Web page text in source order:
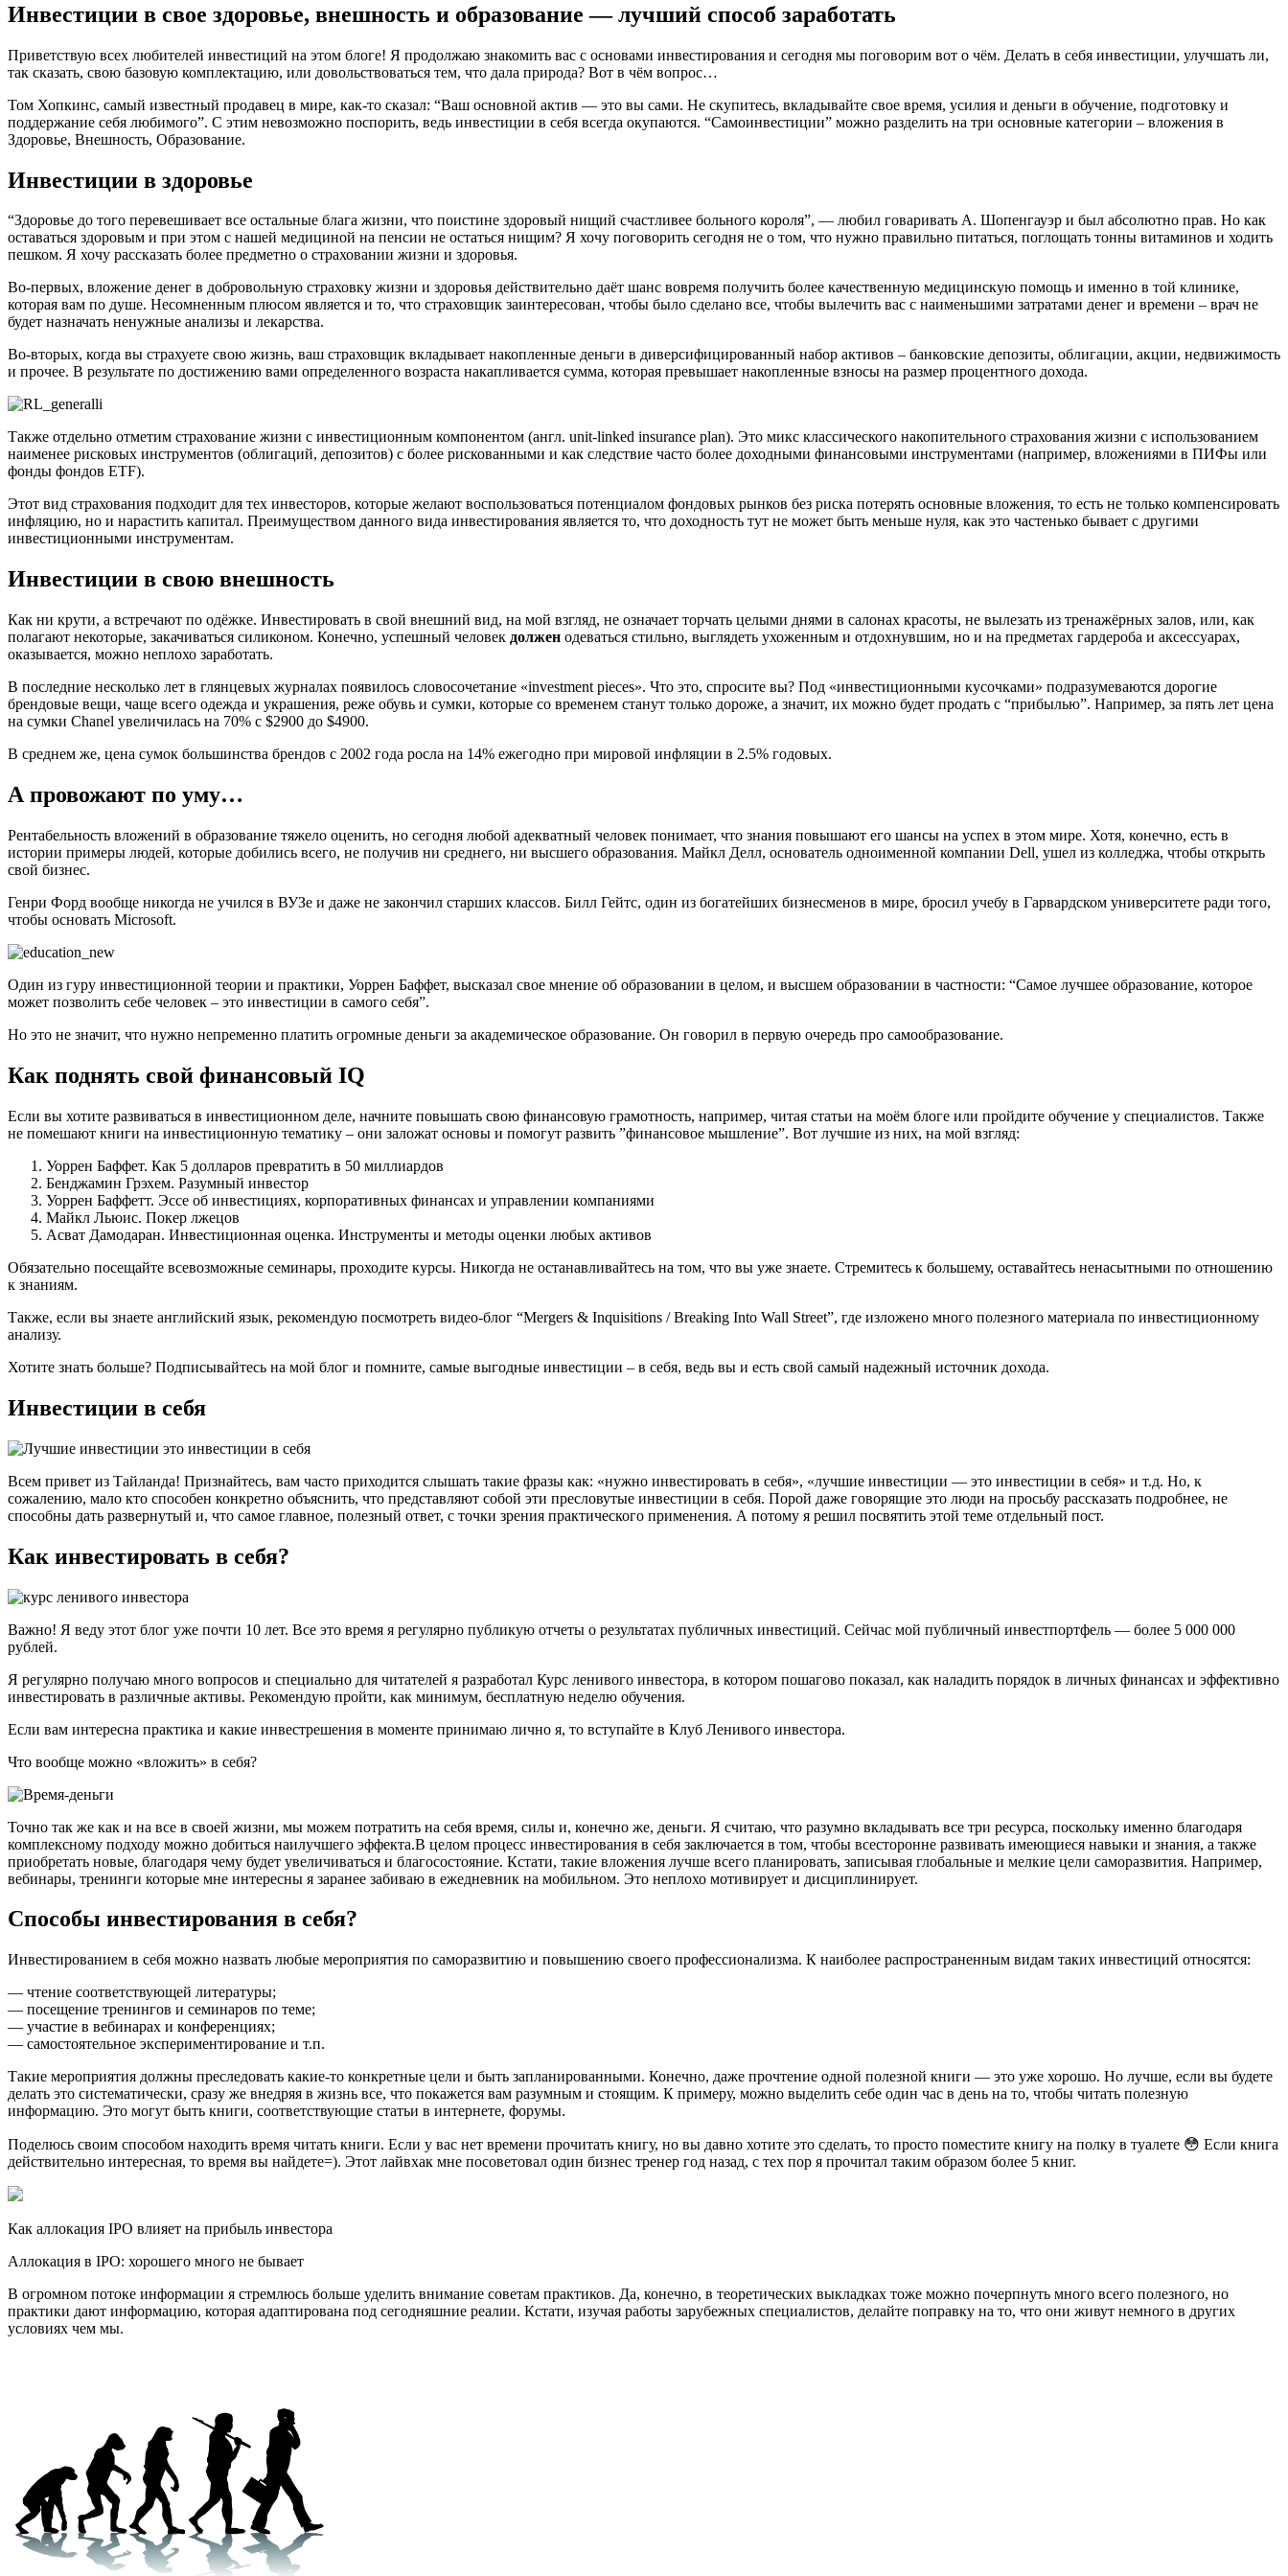
Инвестиции в свое здоровье, внешность и образование — лучший способ заработать
Приветствую всех любителей инвестиций на этом блоге! Я продолжаю знакомить вас с основами инвестирования и сегодня мы поговорим вот о чём. Делать в себя инвестиции, улучшать ли,
так сказать, свою базовую комплектацию, или довольствоваться тем, что дала природа? Вот в чём вопрос…
Том Хопкинс, самый известный продавец в мире, как-то сказал: “Ваш основной актив ― это вы сами. Не скупитесь, вкладывайте свое время, усилия и деньги в обучение, подготовку и
поддержание себя любимого”. С этим невозможно поспорить, ведь инвестиции в себя всегда окупаются. “Самоинвестиции” можно разделить на три основные категории – вложения в
Здоровье, Внешность, Образование.
Инвестиции в здоровье
“Здоровье до того перевешивает все остальные блага жизни, что поистине здоровый нищий счастливее больного короля”, — любил говаривать А. Шопенгауэр и был абсолютно прав. Но как
оставаться здоровым и при этом с нашей медициной на пенсии не остаться нищим? Я хочу поговорить сегодня не о том, что нужно правильно питаться, поглощать тонны витаминов и ходить
пешком. Я хочу рассказать более предметно о страховании жизни и здоровья.
Во-первых, вложение денег в добровольную страховку жизни и здоровья действительно даёт шанс вовремя получить более качественную медицинскую помощь и именно в той клинике,
которая вам по душе. Несомненным плюсом является и то, что страховщик заинтересован, чтобы было сделано все, чтобы вылечить вас с наименьшими затратами денег и времени – врач не
будет назначать ненужные анализы и лекарства.
Во-вторых, когда вы страхуете свою жизнь, ваш страховщик вкладывает накопленные деньги в диверсифицированный набор активов – банковские депозиты, облигации, акции, недвижимость
и прочее. В результате по достижению вами определенного возраста накапливается сумма, которая превышает накопленные взносы на размер процентного дохода.
Также отдельно отметим страхование жизни с инвестиционным компонентом (англ. unit-linked insurance plan). Это микс классического накопительного страхования жизни с использованием
наименее рисковых инструментов (облигаций, депозитов) с более рискованными и как следствие часто более доходными финансовыми инструментами (например, вложениями в ПИФы или
фонды фондов ETF).
Этот вид страхования подходит для тех инвесторов, которые желают воспользоваться потенциалом фондовых рынков без риска потерять основные вложения, то есть не только компенсировать
инфляцию, но и нарастить капитал. Преимуществом данного вида инвестирования является то, что доходность тут не может быть меньше нуля, как это частенько бывает с другими
инвестиционными инструментам.
Инвестиции в свою внешность
Как ни крути, а встречают по одёжке. Инвестировать в свой внешний вид, на мой взгляд, не означает торчать целыми днями в салонах красоты, не вылезать из тренажёрных залов, или, как
полагают некоторые, закачиваться силиконом. Конечно, успешный человек должен одеваться стильно, выглядеть ухоженным и отдохнувшим, но и на предметах гардероба и аксессуарах,
оказывается, можно неплохо заработать.
В последние несколько лет в глянцевых журналах появилось словосочетание «investment pieces». Что это, спросите вы? Под «инвестиционными кусочками» подразумеваются дорогие
брендовые вещи, чаще всего одежда и украшения, реже обувь и сумки, которые со временем станут только дороже, а значит, их можно будет продать с “прибылью”. Например, за пять лет цена
на сумки Chanel увеличилась на 70% с $2900 до $4900.
В среднем же, цена сумок большинства брендов с 2002 года росла на 14% ежегодно при мировой инфляции в 2.5% годовых.
А провожают по уму…
Рентабельность вложений в образование тяжело оценить, но сегодня любой адекватный человек понимает, что знания повышают его шансы на успех в этом мире. Хотя, конечно, есть в
истории примеры людей, которые добились всего, не получив ни среднего, ни высшего образования. Майкл Делл, основатель одноименной компании Dell, ушел из колледжа, чтобы открыть
свой бизнес.
Генри Форд вообще никогда не учился в ВУЗе и даже не закончил старших классов. Билл Гейтс, один из богатейших бизнесменов в мире, бросил учебу в Гарвардском университете ради того,
чтобы основать Microsoft.
Один из гуру инвестиционной теории и практики, Уоррен Баффет, высказал свое мнение об образовании в целом, и высшем образовании в частности: “Самое лучшее образование, которое
может позволить себе человек – это инвестиции в самого себя”.
Но это не значит, что нужно непременно платить огромные деньги за академическое образование. Он говорил в первую очередь про самообразование.
Как поднять свой финансовый IQ
Если вы хотите развиваться в инвестиционном деле, начните повышать свою финансовую грамотность, например, читая статьи на моём блоге или пройдите обучение у специалистов. Также
не помешают книги на инвестиционную тематику – они заложат основы и помогут развить ”финансовое мышление”. Вот лучшие из них, на мой взгляд:
Уоррен Баффет. Как 5 долларов превратить в 50 миллиардов
Бенджамин Грэхем. Разумный инвестор
Уоррен Баффетт. Эссе об инвестициях, корпоративных финансах и управлении компаниями
Майкл Льюис. Покер лжецов
Асват Дамодаран. Инвестиционная оценка. Инструменты и методы оценки любых активов
Обязательно посещайте всевозможные семинары, проходите курсы. Никогда не останавливайтесь на том, что вы уже знаете. Стремитесь к большему, оставайтесь ненасытными по отношению
к знаниям.
Также, если вы знаете английский язык, рекомендую посмотреть видео-блог “Mergers & Inquisitions / Breaking Into Wall Street”, где изложено много полезного материала по инвестиционному
анализу.
Хотите знать больше? Подписывайтесь на мой блог и помните, самые выгодные инвестиции – в себя, ведь вы и есть свой самый надежный источник дохода.
Инвестиции в себя
Всем привет из Тайланда! Признайтесь, вам часто приходится слышать такие фразы как: «нужно инвестировать в себя», «лучшие инвестиции — это инвестиции в себя» и т.д. Но, к
сожалению, мало кто способен конкретно объяснить, что представляют собой эти пресловутые инвестиции в себя. Порой даже говорящие это люди на просьбу рассказать подробнее, не
способны дать развернутый и, что самое главное, полезный ответ, с точки зрения практического применения. А потому я решил посвятить этой теме отдельный пост.
Как инвестировать в себя?
Важно! Я веду этот блог уже почти 10 лет. Все это время я регулярно публикую отчеты о результатах публичных инвестиций. Сейчас мой публичный инвестпортфель — более 5 000 000
рублей.
Я регулярно получаю много вопросов и специально для читателей я разработал Курс ленивого инвестора, в котором пошагово показал, как наладить порядок в личных финансах и эффективно
инвестировать в различные активы. Рекомендую пройти, как минимум, бесплатную неделю обучения.
Если вам интересна практика и какие инвестрешения в моменте принимаю лично я, то вступайте в Клуб Ленивого инвестора.
Что вообще можно «вложить» в себя?
Точно так же как и на все в своей жизни, мы можем потратить на себя время, силы и, конечно же, деньги. Я считаю, что разумно вкладывать все три ресурса, поскольку именно благодаря
комплексному подходу можно добиться наилучшего эффекта.В целом процесс инвестирования в себя заключается в том, чтобы всесторонне развивать имеющиеся навыки и знания, а также
приобретать новые, благодаря чему будет увеличиваться и благосостояние. Кстати, такие вложения лучше всего планировать, записывая глобальные и мелкие цели саморазвития. Например,
вебинары, тренинги которые мне интересны я заранее забиваю в ежедневник на мобильном. Это неплохо мотивирует и дисциплинирует.
Способы инвестирования в себя?
Инвестированием в себя можно назвать любые мероприятия по саморазвитию и повышению своего профессионализма. К наиболее распространенным видам таких инвестиций относятся:
— чтение соответствующей литературы;
— посещение тренингов и семинаров по теме;
— участие в вебинарах и конференциях;
— самостоятельное экспериментирование и т.п.
Такие мероприятия должны преследовать какие-то конкретные цели и быть запланированными. Конечно, даже прочтение одной полезной книги — это уже хорошо. Но лучше, если вы будете
делать это систематически, сразу же внедряя в жизнь все, что покажется вам разумным и стоящим. К примеру, можно выделить себе один час в день на то, чтобы читать полезную
информацию. Это могут быть книги, соответствующие статьи в интернете, форумы.
Поделюсь своим способом находить время читать книги. Если у вас нет времени прочитать книгу, но вы давно хотите это сделать, то просто поместите книгу на полку в туалете 😳 Если книга
действительно интересная, то время вы найдете=). Этот лайвхак мне посоветовал один бизнес тренер год назад, с тех пор я прочитал таким образом более 5 книг.
Как аллокация IPO влияет на прибыль инвестора
Аллокация в IPO: хорошего много не бывает
В огромном потоке информации я стремлюсь больше уделить внимание советам практиков. Да, конечно, в теоретических выкладках тоже можно почерпнуть много всего полезного, но
практики дают информацию, которая адаптирована под сегодняшние реалии. Кстати, изучая работы зарубежных специалистов, делайте поправку на то, что они живут немного в других
условиях чем мы.